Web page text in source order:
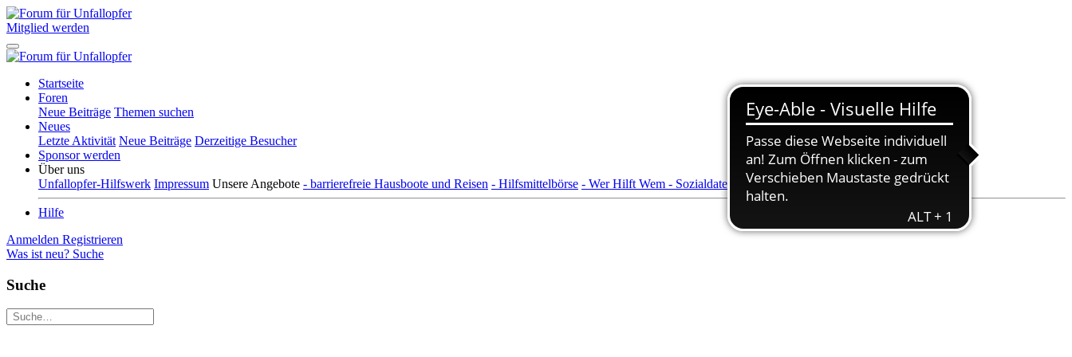
Mitglied werden
Startseite
Foren
Neue Beiträge Themen suchen
Neues
Letzte Aktivität Neue Beiträge Derzeitige Besucher
Sponsor werden
Über uns
Unfallopfer-Hilfswerk Impressum Unsere Angebote - barrierefreie Hausboote und Reisen - Hilfsmittelbörse - Wer Hilft Wem - Sozialdatenbank - Pflegedienstsuche
Hilfe
Anmelden Registrieren
Was ist neu? Suche
Suche